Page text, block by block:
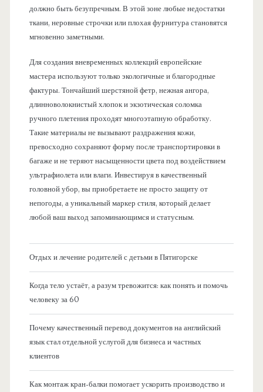
должно быть безупречным. В этой зоне любые недостатки
ткани, неровные строчки или плохая фурнитура становятся
мгновенно заметными.
Для создания вневременных коллекций европейские
мастера используют только экологичные и благородные
фактуры. Тончайший шерстяной фетр, нежная ангора,
длинноволокнистый хлопок и экзотическая соломка
ручного плетения проходят многоэтапную обработку.
Такие материалы не вызывают раздражения кожи,
превосходно сохраняют форму после транспортировки в
багаже и не теряют насыщенности цвета под воздействием
ультрафиолета или влаги. Инвестируя в качественный
головной убор, вы приобретаете не просто защиту от
непогоды, а уникальный маркер стиля, который делает
любой ваш выход запоминающимся и статусным.
Отдых и лечение родителей с детьми в Пятигорске
Когда тело устаёт, а разум тревожится: как понять и помочь
человеку за 60
Почему качественный перевод документов на английский
язык стал отдельной услугой для бизнеса и частных
клиентов
Как монтаж кран-балки помогает ускорить производство и